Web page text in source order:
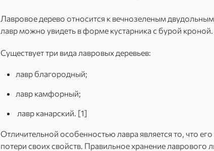
Лавровое дерево относится к вечнозеленым
лавр можно увидеть в форме кустарника с бурой кроной.
Существует три вида лавровых деревьев:
лавр благородный;
лавр камфорный;
лавр канарский. [1]
Отличительной особенностью лавра является то, что
потери своих свойств. Правильное хранение